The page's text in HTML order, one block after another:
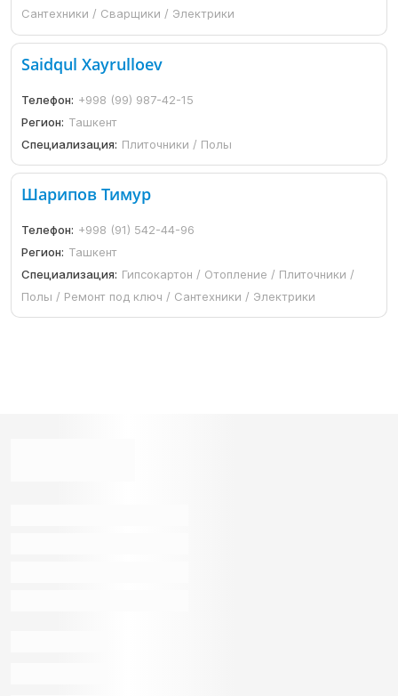
Сантехники / Сварщики / Электрики
Saidqul Xayrulloev
Телефон: +998 (99) 987-42-15
Регион: Ташкент
Специализация: Плиточники / Полы
Шарипов Тимур
Телефон: +998 (91) 542-44-96
Регион: Ташкент
Специализация: Гипсокартон / Отопление / Плиточники /
Полы / Ремонт под ключ / Сантехники / Электрики